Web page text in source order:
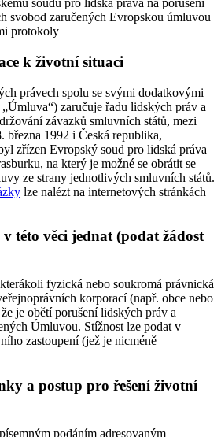
soudu pro lidská práva na porušení
svobod zaručených Evropskou úmluvou
protokoly
k životní situaci
právech spolu se svými dodatkovými
zaručuje řadu lidských práv a
závazků smluvních států, mezi
března 1992 i Česká republika,
zřízen Evropský soud pro lidská práva
na který je možné se obrátit se
ze strany jednotlivých smluvních států.
lze nalézt na internetových stránkách
této věci jednat (podat žádost
fyzická nebo soukromá právnická
korporací (např. obce nebo
je obětí porušení lidských práv a
Úmluvou. Stížnost lze podat v
zastoupení (jež je nicméně
a postup pro řešení životní
podáním adresovaným